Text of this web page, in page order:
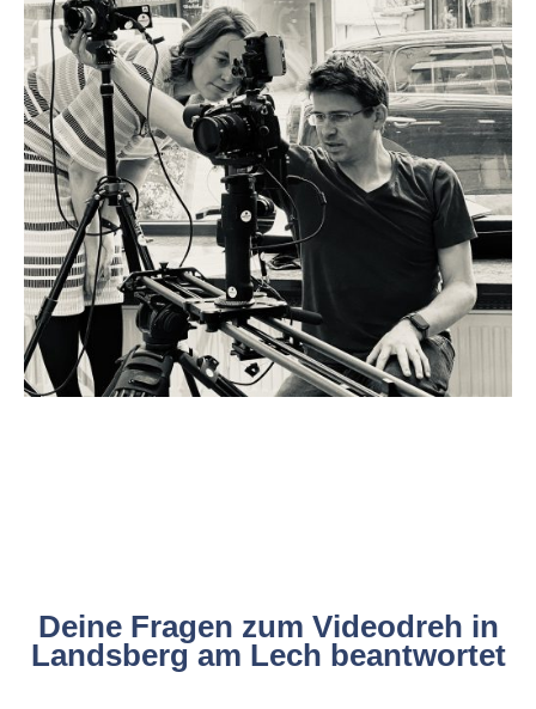
Deine Fragen zum Videodreh in
Landsberg am Lech beantwortet